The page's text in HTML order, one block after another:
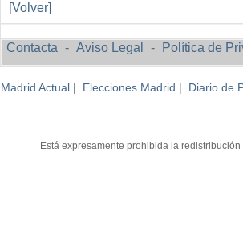
[Volver]
Contacta - Aviso Legal - Política de
Madrid Actual | Elecciones Madrid | Diario de
Está expresamente prohibida la